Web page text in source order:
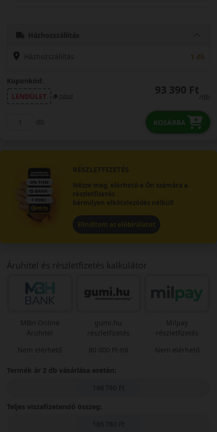
Házhozszállítás
Házhozszállítás 1 db
Kuponkód:
LENDÜLET
másol 93 390 Ft
/db
db KOSÁRBA
RÉSZLETFIZETÉS
Nézze meg, elérhető-e Ön számára a
részletfizetés
bármilyen elköteleződés nélkül!
Elindítom az előbírálatot
Áruhitel és részletfizetés kalkulátor
MBH Online
Áruhitel
Nem elérhető
gumi.hu
részletfizetés
80 000 Ft-tól
Milpay
részletfizetés
Nem elérhető
Termék ár 2 db vásárlása esetén:
186 780 Ft
Teljes viszafizetendő összeg:
186 780 Ft